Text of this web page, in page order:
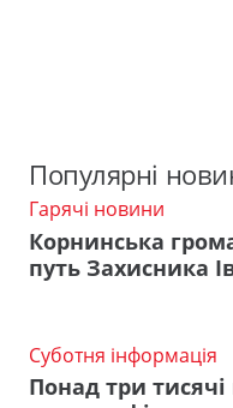
Популярні
Гарячі новини
Корнинська
путь Захисника
Суботня інформація
Понад три